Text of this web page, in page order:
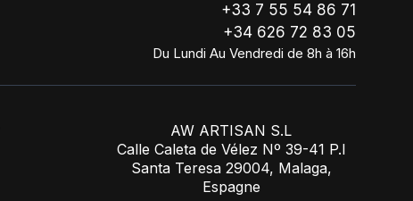
+33 7 55 54 86 71
+34 626 72 83 05
Du Lundi Au Vendredi de 8h à 16h
AW ARTISAN S.L
Calle Caleta de Vélez Nº 39-41 P.I
Santa Teresa 29004, Malaga,
Espagne